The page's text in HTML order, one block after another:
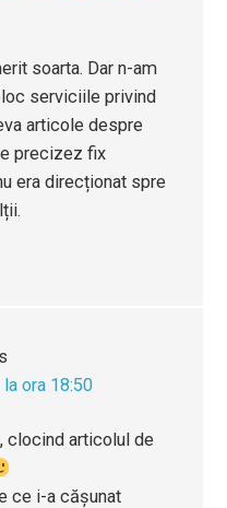
soarta. Dar n-am
serviciile privind
articole despre
precizez fix
era direcționat spre
ora 18:50
clocind articolul de
ce i-a căşunat